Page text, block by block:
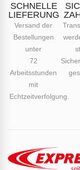
SCHNELLE
LIEFERUNG
Versand der
Bestellungen
unter
72
Arbeitsstunden
mit
Echtzeitverfolgung.